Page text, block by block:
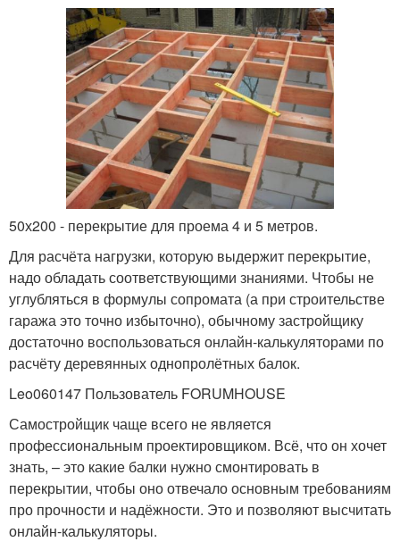
50х200 - перекрытие для проема 4 и 5 метров.
Для расчёта нагрузки, которую выдержит перекрытие,
надо обладать соответствующими знаниями. Чтобы не
углубляться в формулы сопромата (а при строительстве
гаража это точно избыточно), обычному застройщику
достаточно воспользоваться онлайн-калькуляторами по
расчёту деревянных однопролётных балок.
Leo060147 Пользователь FORUMHOUSE
Самостройщик чаще всего не является
профессиональным проектировщиком. Всё, что он хочет
знать, – это какие балки нужно смонтировать в
перекрытии, чтобы оно отвечало основным требованиям
про прочности и надёжности. Это и позволяют высчитать
онлайн-калькуляторы.